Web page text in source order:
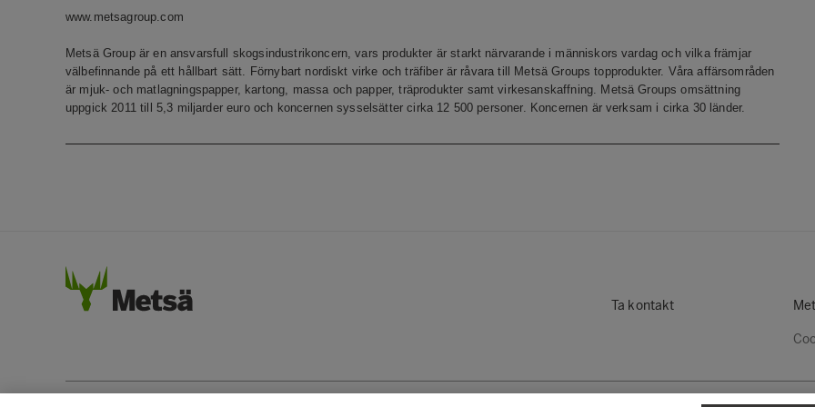
www.metsagroup.com
Metsä Group är en ansvarsfull skogsindustrikoncern, vars produkter är starkt närvarande i människors vardag och vilka främjar
välbefinnande på ett hållbart sätt. Förnybart nordiskt virke och träfiber är råvara till Metsä Groups topprodukter. Våra affärsområden
är mjuk- och matlagningspapper, kartong, massa och papper, träprodukter samt virkesanskaffning. Metsä Groups omsättning
uppgick 2011 till 5,3 miljarder euro och koncernen sysselsätter cirka 12 500 personer. Koncernen är verksam i cirka 30 länder.
Ta kontakt